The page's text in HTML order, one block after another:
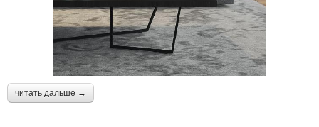
читать дальше →